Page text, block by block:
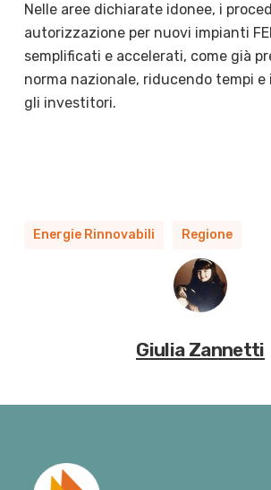
Nelle aree dichiarate idonee, i
autorizzazione per nuovi impianti
semplificati e accelerati, come già
norma nazionale, riducendo tempi
gli investitori.
Energie Rinnovabili Regione
Giulia Zannetti